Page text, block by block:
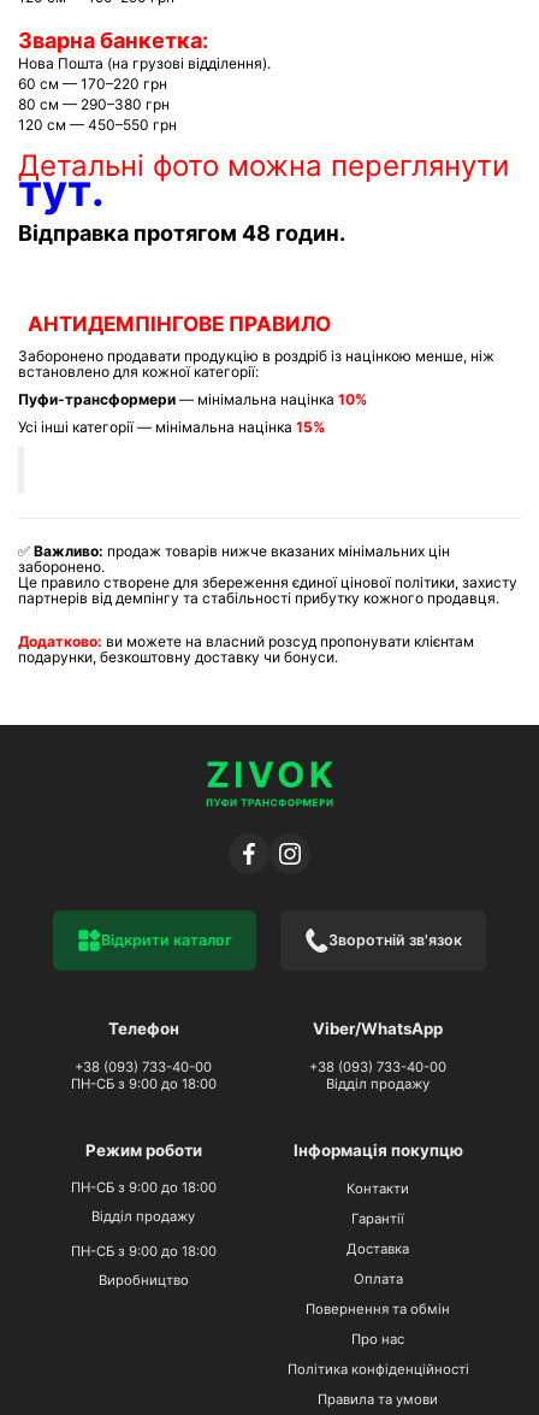
Зварна банкетка:
Нова Пошта (на грузові відділення).
60 см — 170–220 грн
80 см — 290–380 грн
120 см — 450–550 грн
Детальні фото можна переглянути
тут.
Відправка протягом 48 годин.
АНТИДЕМПІНГОВЕ ПРАВИЛО
Заборонено продавати продукцію в роздріб із націнкою менше, ніж
встановлено для кожної категорії:
Пуфи-трансформери — мінімальна націнка 10%
Усі інші категорії — мінімальна націнка 15%
✅ Важливо: продаж товарів нижче вказаних мінімальних цін
заборонено.
Це правило створене для збереження єдиної цінової політики, захисту
партнерів від демпінгу та стабільності прибутку кожного продавця.
Додатково: ви можете на власний розсуд пропонувати клієнтам
подарунки, безкоштовну доставку чи бонуси.
Телефон
+38 (093) 733-40-00
ПН-СБ з 9:00 до 18:00
Viber/WhatsApp
+38 (093) 733-40-00
Відділ продажу
Режим роботи
ПН-СБ з 9:00 до 18:00
Відділ продажу
ПН-СБ з 9:00 до 18:00
Виробництво
Інформація покупцю
Контакти
Гарантії
Доставка
Оплата
Повернення та обмін
Про нас
Політика конфіденційності
Правила та умови
Відкрити каталог Зворотній зв'язок